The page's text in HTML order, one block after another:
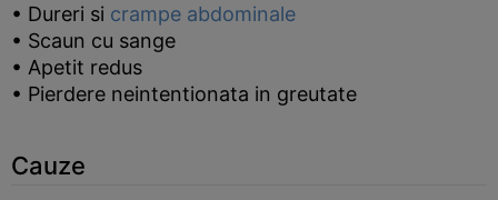
• Dureri si crampe abdominale
• Scaun cu sange
• Apetit redus
• Pierdere neintentionata in greutate
Cauze